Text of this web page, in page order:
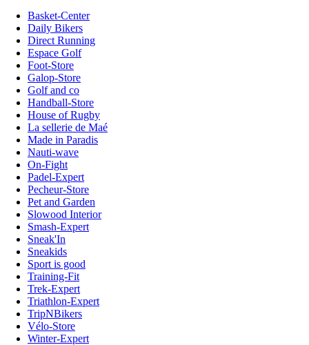
Basket-Center
Daily Bikers
Direct Running
Espace Golf
Foot-Store
Galop-Store
Golf and co
Handball-Store
House of Rugby
La sellerie de Maé
Made in Paradis
Nauti-wave
On-Fight
Padel-Expert
Pecheur-Store
Pet and Garden
Slowood Interior
Smash-Expert
Sneak'In
Sneakids
Sport is good
Training-Fit
Trek-Expert
Triathlon-Expert
TripNBikers
Vélo-Store
Winter-Expert